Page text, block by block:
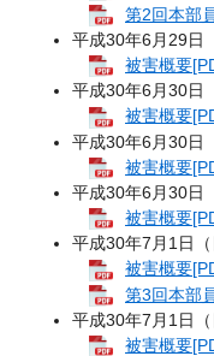
第2回本部
平成30年6月29日
被害概要
平成30年6月30日
被害概要
平成30年6月30日
被害概要
平成30年6月30日
被害概要
平成30年7月1日
被害概要
第3回本部
平成30年7月1日
被害概要